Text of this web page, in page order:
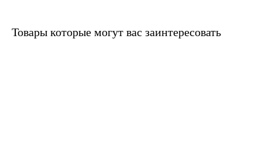
Товары которые могут вас заинтересовать